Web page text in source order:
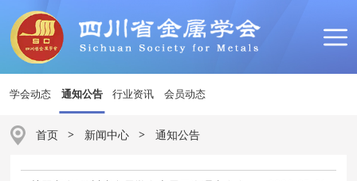
学会动态 通知公告 行业资讯 会员动态
首页 > 新闻中心 > 通知公告